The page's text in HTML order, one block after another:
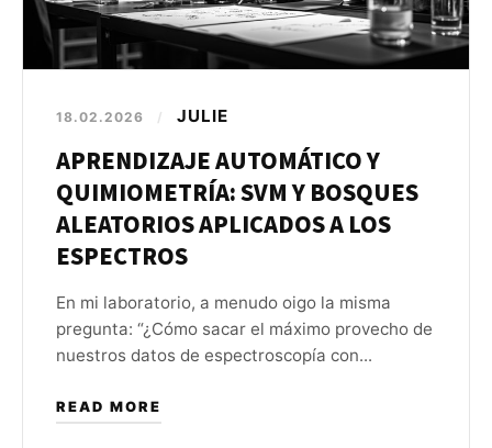
18.02.2026 / JULIE
APRENDIZAJE AUTOMÁTICO Y
QUIMIOMETRÍA: SVM Y BOSQUES
ALEATORIOS APLICADOS A LOS
ESPECTROS
En mi laboratorio, a menudo oigo la misma
pregunta: “¿Cómo sacar el máximo provecho de
nuestros datos de espectroscopía con...
READ MORE